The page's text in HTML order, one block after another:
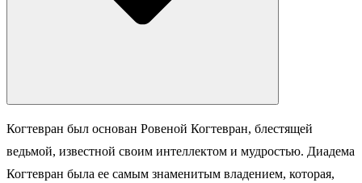
Когтевран был основан Ровеной Когтевран, блестящей
ведьмой, известной своим интеллектом и мудростью. Диадема
Когтевран была ее самым знаменитым владением, которая,